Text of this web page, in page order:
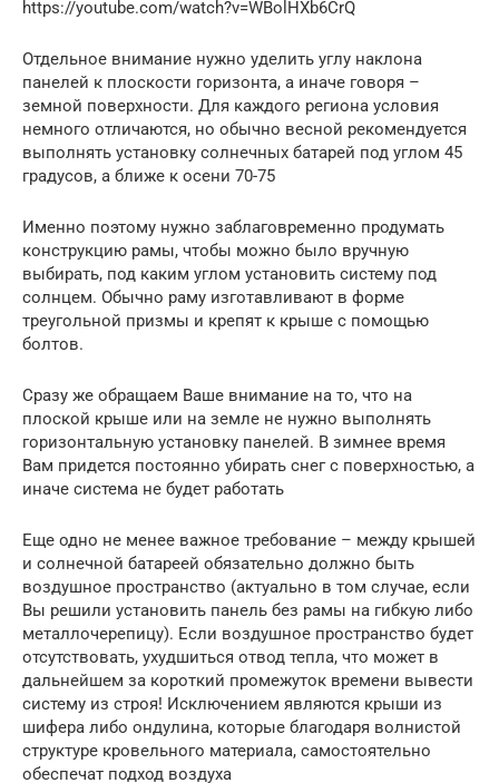
https://youtube.com/watch?v=WBolHXb6CrQ
Отдельное внимание нужно уделить углу наклона
панелей к плоскости горизонта, а иначе говоря –
земной поверхности. Для каждого региона условия
немного отличаются, но обычно весной рекомендуется
выполнять установку солнечных батарей под углом 45
градусов, а ближе к осени 70-75
Именно поэтому нужно заблаговременно продумать
конструкцию рамы, чтобы можно было вручную
выбирать, под каким углом установить систему под
солнцем. Обычно раму изготавливают в форме
треугольной призмы и крепят к крыше с помощью
болтов.
Сразу же обращаем Ваше внимание на то, что на
плоской крыше или на земле не нужно выполнять
горизонтальную установку панелей. В зимнее время
Вам придется постоянно убирать снег с поверхностью, а
иначе система не будет работать
Еще одно не менее важное требование – между крышей
и солнечной батареей обязательно должно быть
воздушное пространство (актуально в том случае, если
Вы решили установить панель без рамы на гибкую либо
металлочерепицу). Если воздушное пространство будет
отсутствовать, ухудшиться отвод тепла, что может в
дальнейшем за короткий промежуток времени вывести
систему из строя! Исключением являются крыши из
шифера либо ондулина, которые благодаря волнистой
структуре кровельного материала, самостоятельно
обеспечат подход воздуха